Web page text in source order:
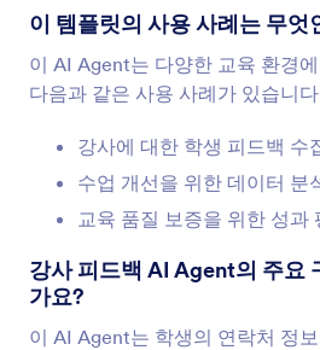
이 템플릿의 사용 사례는 무엇
이 AI Agent는 다양한 교육 환경
다음과 같은 사용 사례가 있습니
강사에 대한 학생 피드백 수
수업 개선을 위한 데이터 분
교육 품질 보증을 위한 성과
강사 피드백 AI Agent의 주요
가요?
이 AI Agent는 학생의 연락처 정